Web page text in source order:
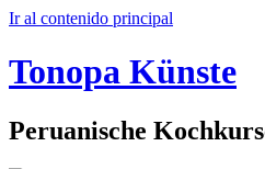
Ir al contenido principal
Tonopa Künste
Peruanische